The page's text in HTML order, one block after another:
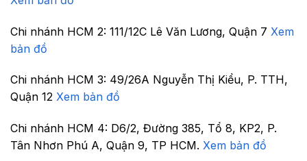
Chi nhánh HCM 2: 111/12C Lê Văn Lương, Quận 7 Xem
bản đồ
Chi nhánh HCM 3: 49/26A Nguyễn Thị Kiểu, P. TTH,
Quận 12 Xem bản đồ
Chi nhánh HCM 4: D6/2, Đường 385, Tổ 8, KP2, P.
Tân Nhơn Phú A, Quận 9, TP HCM. Xem bản đồ